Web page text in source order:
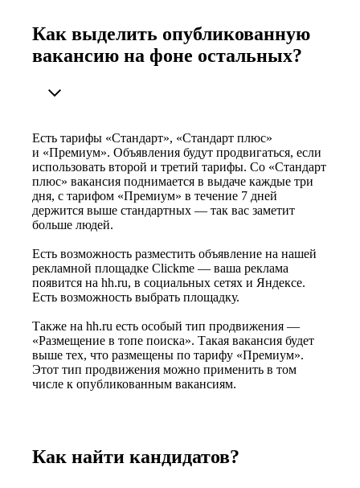
Как выделить опубликованную
вакансию на фоне остальных?
Есть тарифы «Стандарт», «Стандарт плюс»
и «Премиум». Объявления будут продвигаться, если
использовать второй и третий тарифы. Со «Стандарт
плюс» вакансия поднимается в выдаче каждые три
дня, с тарифом «Премиум» в течение 7 дней
держится выше стандартных — так вас заметит
больше людей.
Есть возможность разместить объявление на нашей
рекламной площадке Clickme — ваша реклама
появится на hh.ru, в социальных сетях и Яндексе.
Есть возможность выбрать площадку.
Также на hh.ru есть особый тип продвижения —
«Размещение в топе поиска». Такая вакансия будет
выше тех, что размещены по тарифу «Премиум».
Этот тип продвижения можно применить в том
числе к опубликованным вакансиям.
Как найти кандидатов?